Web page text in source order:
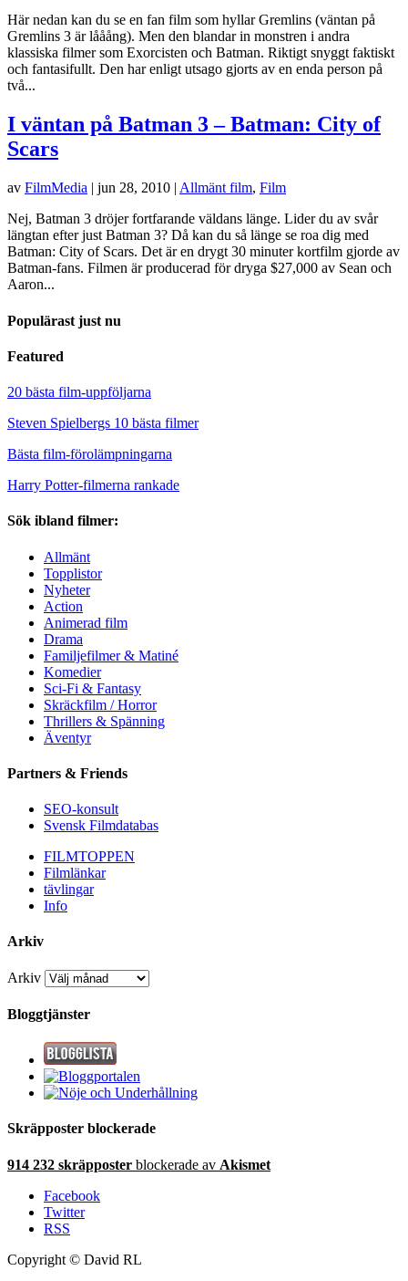
Här nedan kan du se en fan film som hyllar Gremlins (väntan på
Gremlins 3 är lååång). Men den blandar in monstren i andra
klassiska filmer som Exorcisten och Batman. Riktigt snyggt faktiskt
och fantasifullt. Den har enligt utsago gjorts av en enda person på
två...
I väntan på Batman 3 – Batman: City of
Scars
av FilmMedia | jun 28, 2010 | Allmänt film, Film
Nej, Batman 3 dröjer fortfarande väldans länge. Lider du av svår
längtan efter just Batman 3? Då kan du så länge se roa dig med
Batman: City of Scars. Det är en drygt 30 minuter kortfilm gjorde av
Batman-fans. Filmen är producerad för dryga $27,000 av Sean och
Aaron...
Populärast just nu
Featured
20 bästa film-uppföljarna
Steven Spielbergs 10 bästa filmer
Bästa film-förolämpningarna
Harry Potter-filmerna rankade
Sök ibland filmer:
Allmänt
Topplistor
Nyheter
Action
Animerad film
Drama
Familjefilmer & Matiné
Komedier
Sci-Fi & Fantasy
Skräckfilm / Horror
Thrillers & Spänning
Äventyr
Partners & Friends
SEO-konsult
Svensk Filmdatabas
FILMTOPPEN
Filmlänkar
tävlingar
Info
Arkiv
Arkiv
Bloggtjänster
Skräpposter blockerade
914 232 skräpposter blockerade av Akismet
Facebook
Twitter
RSS
Copyright © David RL